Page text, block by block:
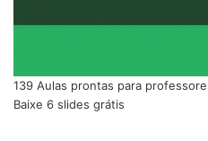
139 Aulas prontas para
Baixe 6 slides grátis